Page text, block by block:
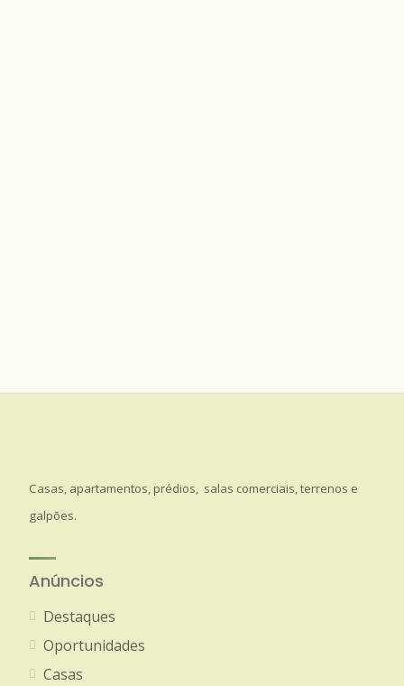
Casas, apartamentos, prédios, salas comerciais, terrenos e
galpões.
Anúncios
Destaques
Oportunidades
Casas